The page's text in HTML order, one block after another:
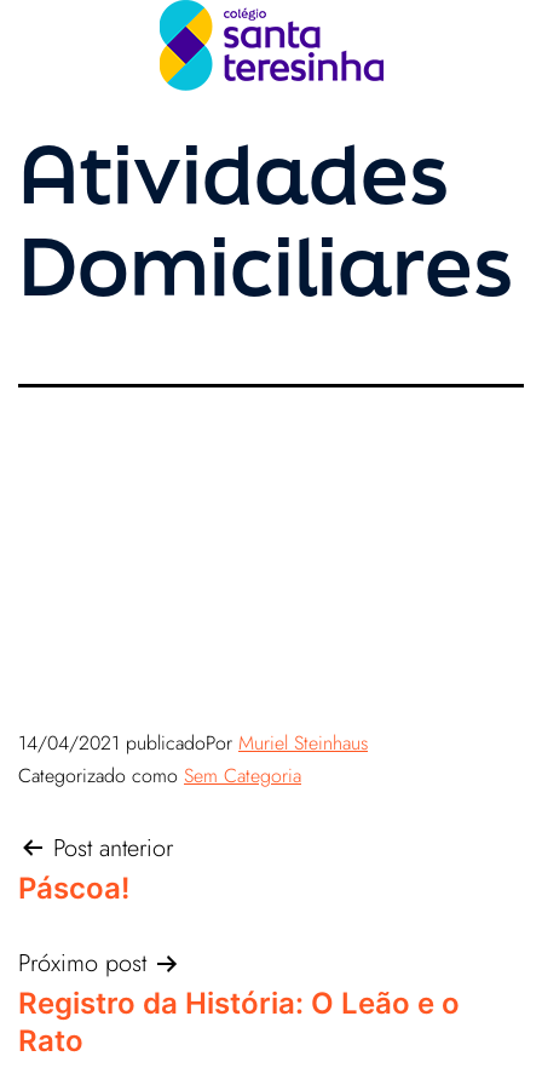
Atividades
Domiciliares
14/04/2021 publicadoPor Muriel Steinhaus
Categorizado como Sem Categoria
Post anterior
Páscoa!
Próximo post
Registro da História: O Leão e o
Rato